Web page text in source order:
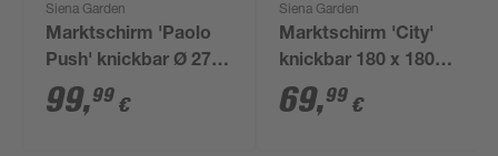
Siena Garden
Marktschirm 'Paolo
Push' knickbar Ø 270
cm
99,99 €
Siena Garden
Marktschirm 'City'
knickbar 180 x 180
cm
69,99 €